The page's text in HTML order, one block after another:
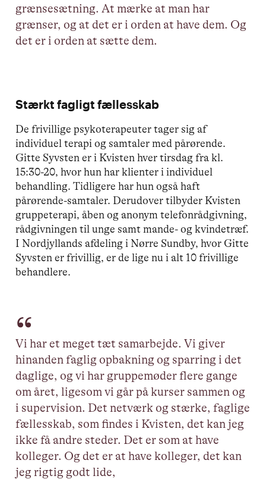
grænsesætning. At mærke at man har
grænser, og at det er i orden at have dem. Og
det er i orden at sætte dem.
Stærkt fagligt fællesskab
De frivillige psykoterapeuter tager sig af
individuel terapi og samtaler med pårørende.
Gitte Syvsten er i Kvisten hver tirsdag fra kl.
15:30-20, hvor hun har klienter i individuel
behandling. Tidligere har hun også haft
pårørende-samtaler. Derudover tilbyder Kvisten
gruppeterapi, åben og anonym telefonrådgivning,
rådgivningen til unge samt mande- og kvindetræf.
I Nordjyllands afdeling i Nørre Sundby, hvor Gitte
Syvsten er frivillig, er de lige nu i alt 10 frivillige
behandlere.
Vi har et meget tæt samarbejde. Vi giver
hinanden faglig opbakning og sparring i det
daglige, og vi har gruppemøder flere gange
om året, ligesom vi går på kurser sammen og
i supervision. Det netværk og stærke, faglige
fællesskab, som findes i Kvisten, det kan jeg
ikke få andre steder. Det er som at have
kolleger. Og det er at have kolleger, det kan
jeg rigtig godt lide,